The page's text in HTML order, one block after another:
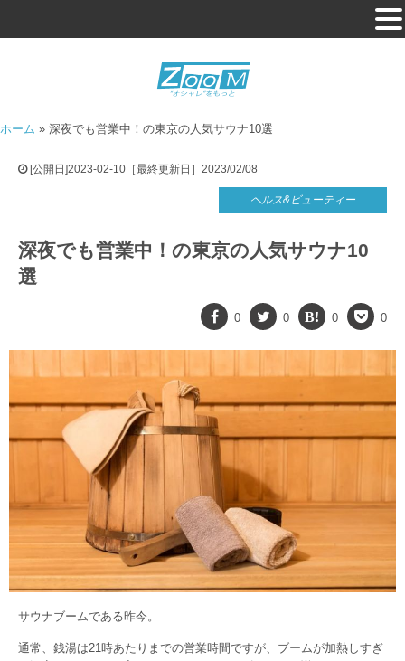
ホーム » 深夜でも営業中！の東京の人気サウナ10選
[公開日]2023-02-10［最終更新日］2023/02/08
ヘルス&ビューティー
深夜でも営業中！の東京の人気サウナ10
選
0 0 0 0
サウナブームである昨今。
通常、銭湯は21時あたりまでの営業時間ですが、ブームが加熱しすぎ